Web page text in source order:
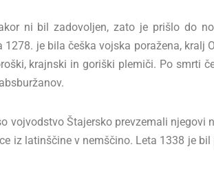
ni bil zadovoljen, zato je prišlo do
je bila češka vojska poražena,
krajnski in goriški plemiči. Po smrti
vojvodstvo Štajersko prevzemali njegovi
iz latinščine v nemščino. Leta 1338 je